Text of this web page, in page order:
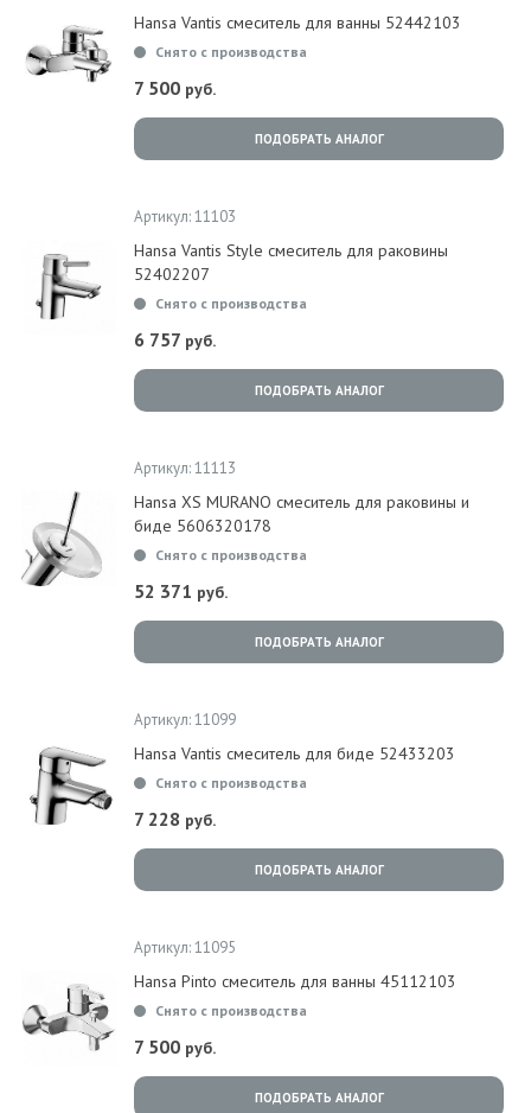
Hansa Vantis смеситель для ванны 52442103
Снято с производства
7 500 руб.
ПОДОБРАТЬ АНАЛОГ
Артикул: 11103
Hansa Vantis Style смеситель для раковины
52402207
Снято с производства
6 757 руб.
ПОДОБРАТЬ АНАЛОГ
Артикул: 11113
Hansa XS MURANO смеситель для раковины и
биде 5606320178
Снято с производства
52 371 руб.
ПОДОБРАТЬ АНАЛОГ
Артикул: 11099
Hansa Vantis смеситель для биде 52433203
Снято с производства
7 228 руб.
ПОДОБРАТЬ АНАЛОГ
Артикул: 11095
Hansa Pinto смеситель для ванны 45112103
Снято с производства
7 500 руб.
ПОДОБРАТЬ АНАЛОГ